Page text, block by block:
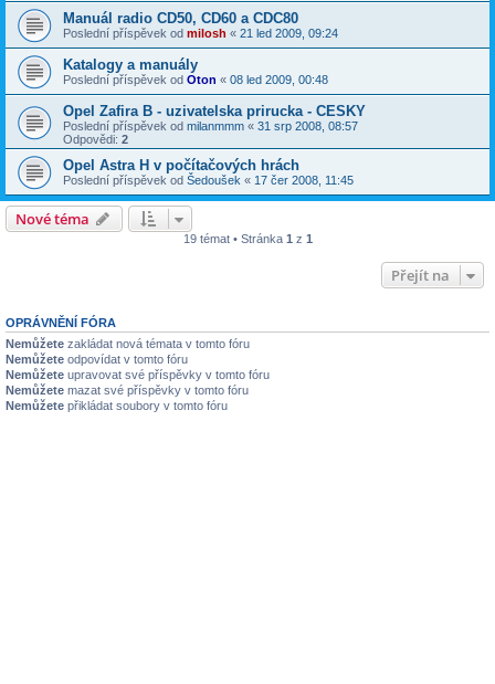
Manuál radio CD50, CD60 a CDC80
Poslední příspěvek od milosh « 21 led 2009, 09:24
Katalogy a manuály
Poslední příspěvek od Oton « 08 led 2009, 00:48
Opel Zafira B - uzivatelska prirucka - CESKY
Poslední příspěvek od milanmmm « 31 srp 2008, 08:57
Odpovědi: 2
Opel Astra H v počítačových hrách
Poslední příspěvek od Šedoušek « 17 čer 2008, 11:45
Nové téma
19 témat • Stránka 1 z 1
Přejít na
OPRÁVNĚNÍ FÓRA
Nemůžete zakládat nová témata v tomto fóru
Nemůžete odpovídat v tomto fóru
Nemůžete upravovat své příspěvky v tomto fóru
Nemůžete mazat své příspěvky v tomto fóru
Nemůžete přikládat soubory v tomto fóru